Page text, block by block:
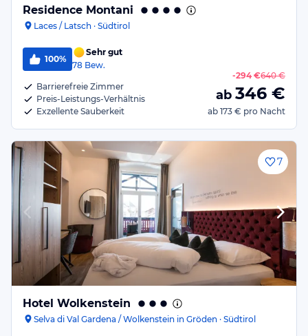
Residence Montani
Laces / Latsch · Südtirol
100%
Sehr gut
78 Bew.
Barrierefreie Zimmer
Preis-Leistungs-Verhältnis
Exzellente Sauberkeit
-294 €640 €
ab 346 €
ab 173 € pro Nacht
7
Hotel Wolkenstein
Selva di Val Gardena / Wolkenstein in Gröden · Südtirol